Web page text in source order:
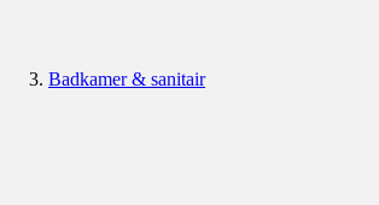
Badkamer & sanitair